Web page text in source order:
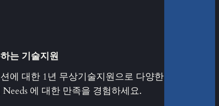
는 기술지원
에 대한 1년 무상기술지원으로 다양한
Needs 에 대한 만족을 경험하세요.